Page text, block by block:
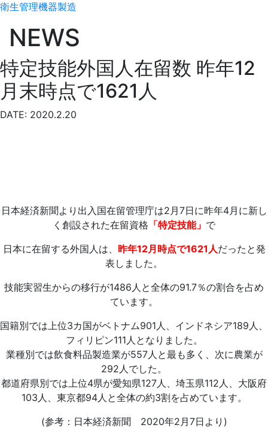
衛生管理機器製造
NEWS
特定技能外国人在留数 昨年12
月末時点で1621人
DATE: 2020.2.20
日本経済新聞より出入国在留管理庁は2月7日に昨年4月に新し
く創設された在留資格 「特定技能」 で
日本に在留する外国人は、 昨年12月時点で1621人だったと発
表しました。
技能実習生からの移行が1486人と全体の91.7％の割合を占め
ています。
国籍別では上位3カ国がベトナム901人、インドネシア189人、
フィリピン111人となりました。
業種別では飲食料品製造業が557人と最も多く、次に農業が
292人でした。
都道府県別では上位4県が愛知県127人、埼玉県112人、大阪府
103人、東京都94人と全体の約3割を占めています。
(参考：日本経済新聞 2020年2月7日より)